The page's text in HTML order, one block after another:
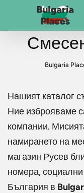
Bulgaria
Нашият каталог
Ние изброяваме
компании.
намирането на
магазин Русев
номера,
България в